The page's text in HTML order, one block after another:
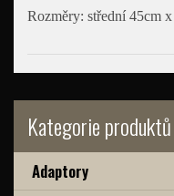
Kategorie produktů
Adaptory
Rozměry: střední 45cm